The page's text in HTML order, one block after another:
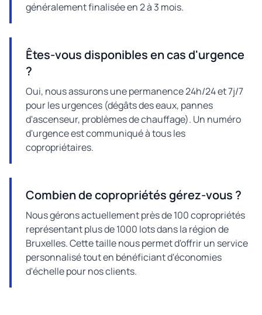
généralement finalisée en 2 à 3 mois.
Êtes-vous disponibles en cas d'urgence
?
Oui, nous assurons une permanence 24h/24 et 7j/7
pour les urgences (dégâts des eaux, pannes
d'ascenseur, problèmes de chauffage). Un numéro
d'urgence est communiqué à tous les
copropriétaires.
Combien de copropriétés gérez-vous ?
Nous gérons actuellement près de 100 copropriétés
représentant plus de 1000 lots dans la région de
Bruxelles. Cette taille nous permet d'offrir un service
personnalisé tout en bénéficiant d'économies
d'échelle pour nos clients.